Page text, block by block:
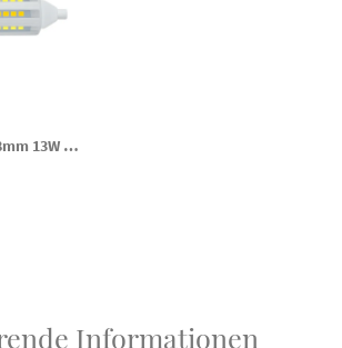
R7s AC/DC Ø29x118mm 13W LED Notlicht Stablampe 1350lm 6400K 145-269V DC 220-240V AC
Informationen